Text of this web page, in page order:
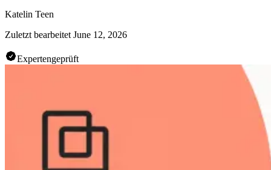
Katelin Teen
Zuletzt bearbeitet June 12, 2026
Expertengeprüft